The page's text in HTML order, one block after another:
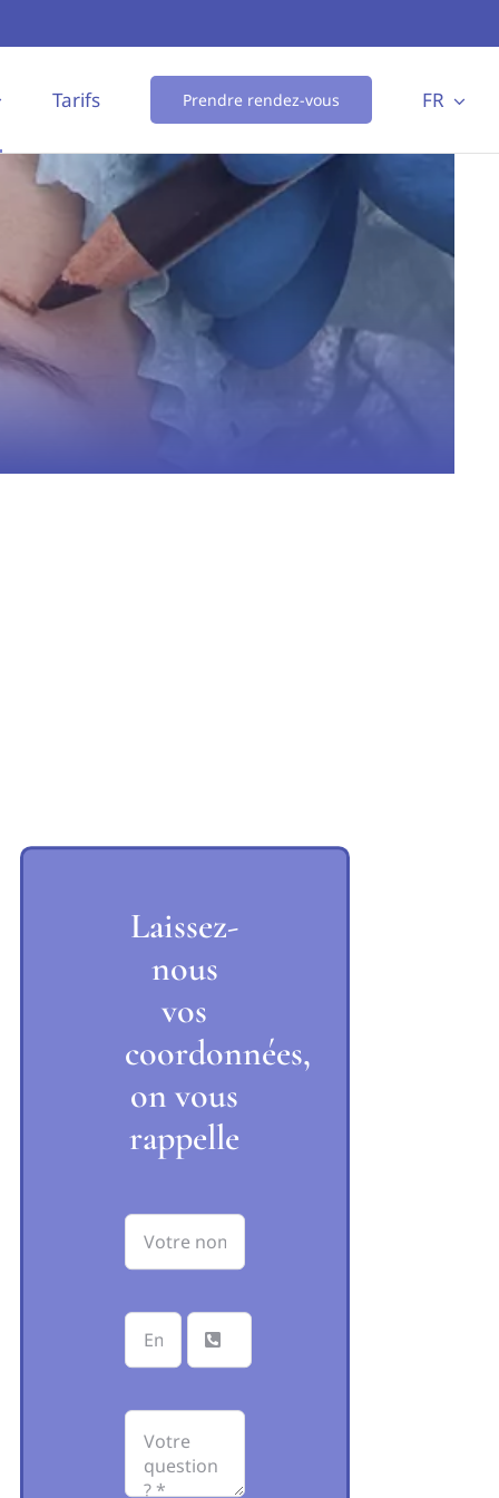
Tarifs Prendre rendez-vous FR
Laissez-
nous
vos
coordonnées,
on vous
rappelle